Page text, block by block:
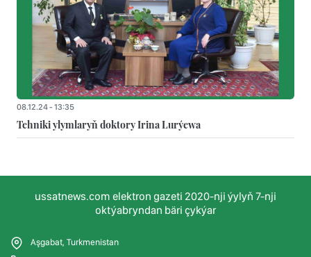
08.12.24 - 13:35
Tehniki ylymlaryň doktory Irina Lurýewa
ussatnews.com elektron gazeti 2020-nji ýylyň 7-nji
oktýabryndan bäri çykýar
Aşgabat, Turkmenistan